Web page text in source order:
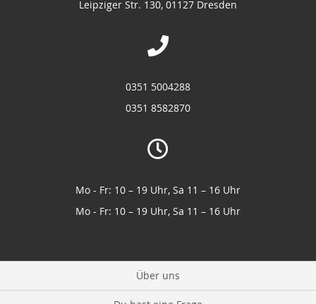
Leipziger Str. 130, 01127 Dresden
0351 5004288
0351 8582870
Mo - Fr: 10 – 19 Uhr, Sa 11 – 16 Uhr
Mo - Fr: 10 – 19 Uhr, Sa 11 – 16 Uhr
Über uns